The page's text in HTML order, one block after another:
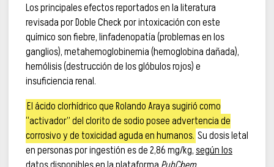
Los principales efectos reportados en la literatura
revisada por Doble Check por intoxicación con este
químico son fiebre, linfadenopatía (problemas en los
ganglios), metahemoglobinemia (hemoglobina dañada),
hemólisis (destrucción de los glóbulos rojos) e
insuficiencia renal.
El ácido clorhídrico que Rolando Araya sugirió como
“activador” del clorito de sodio posee advertencia de
corrosivo y de toxicidad aguda en humanos. Su dosis letal
en personas por ingestión es de 2,86 mg/kg,según los